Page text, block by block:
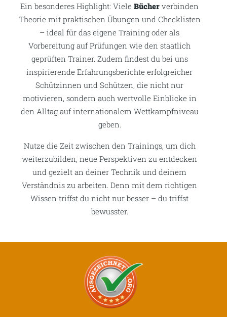
Ein besonderes Highlight: Viele Bücher verbinden
Theorie mit praktischen Übungen und Checklisten
– ideal für das eigene Training oder als
Vorbereitung auf Prüfungen wie den staatlich
geprüften Trainer. Zudem findest du bei uns
inspirierende Erfahrungsberichte erfolgreicher
Schützinnen und Schützen, die nicht nur
motivieren, sondern auch wertvolle Einblicke in
den Alltag auf internationalem Wettkampfniveau
geben.
Nutze die Zeit zwischen den Trainings, um dich
weiterzubilden, neue Perspektiven zu entdecken
und gezielt an deiner Technik und deinem
Verständnis zu arbeiten. Denn mit dem richtigen
Wissen triffst du nicht nur besser – du triffst
bewusster.